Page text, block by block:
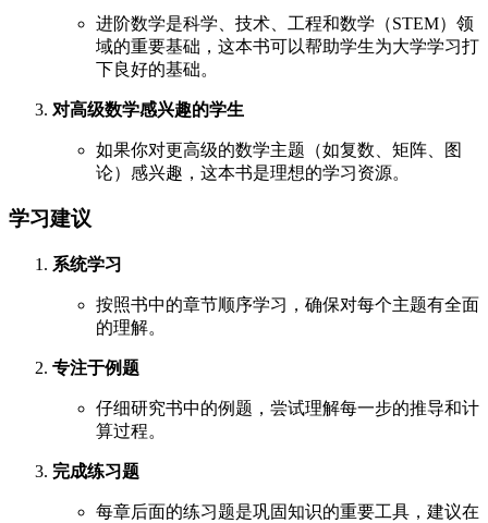
进阶数学是科学、技术、工程和数学（STEM）领
域的重要基础，这本书可以帮助学生为大学学习打
下良好的基础。
对高级数学感兴趣的学生
如果你对更高级的数学主题（如复数、矩阵、图
论）感兴趣，这本书是理想的学习资源。
学习建议
系统学习
按照书中的章节顺序学习，确保对每个主题有全面
的理解。
专注于例题
仔细研究书中的例题，尝试理解每一步的推导和计
算过程。
完成练习题
每章后面的练习题是巩固知识的重要工具，建议在